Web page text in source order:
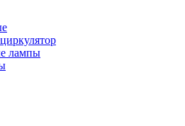
лампы